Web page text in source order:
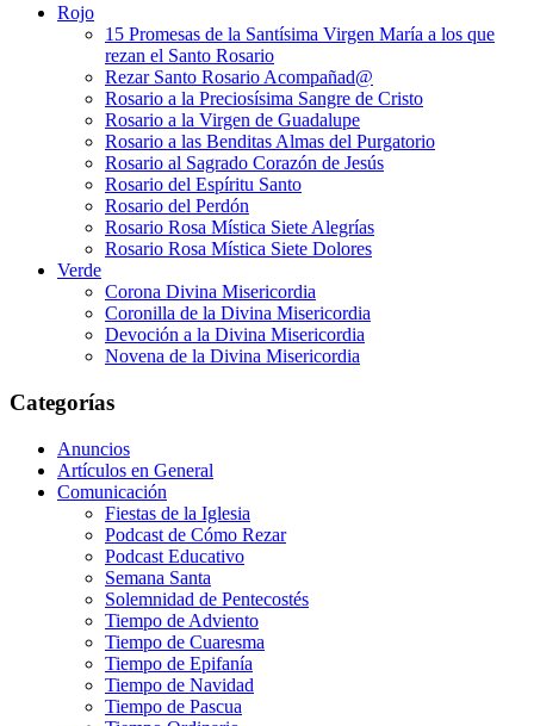
Rojo
15 Promesas de la Santísima Virgen María a los que
rezan el Santo Rosario
Rezar Santo Rosario Acompañad@
Rosario a la Preciosísima Sangre de Cristo
Rosario a la Virgen de Guadalupe
Rosario a las Benditas Almas del Purgatorio
Rosario al Sagrado Corazón de Jesús
Rosario del Espíritu Santo
Rosario del Perdón
Rosario Rosa Mística Siete Alegrías
Rosario Rosa Mística Siete Dolores
Verde
Corona Divina Misericordia
Coronilla de la Divina Misericordia
Devoción a la Divina Misericordia
Novena de la Divina Misericordia
Categorías
Anuncios
Artículos en General
Comunicación
Fiestas de la Iglesia
Podcast de Cómo Rezar
Podcast Educativo
Semana Santa
Solemnidad de Pentecostés
Tiempo de Adviento
Tiempo de Cuaresma
Tiempo de Epifanía
Tiempo de Navidad
Tiempo de Pascua